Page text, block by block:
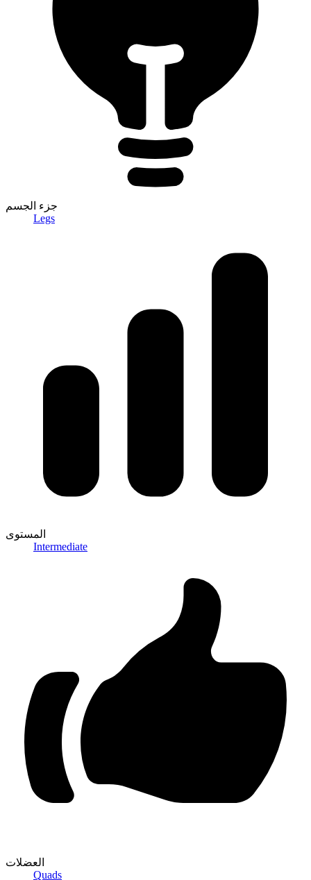
جزء الجسم
Legs
المستوى
Intermediate
العضلات
Quads